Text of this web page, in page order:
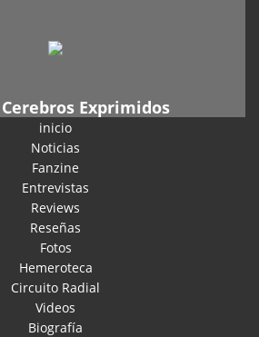
Exprimidos
inicio
Noticias
Fanzine
Entrevistas
Reviews
Reseñas
Fotos
Hemeroteca
Circuito Radial
Videos
Biografía